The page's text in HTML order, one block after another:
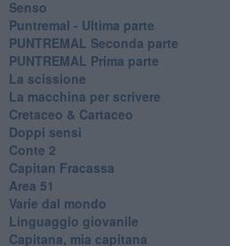
Senso
Puntremal - Ultima parte
PUNTREMAL Seconda parte
​PUNTREMAL Prima parte
La scissione
La macchina per scrivere
Cretaceo & Cartaceo
Doppi sensi
​Conte 2
​Capitan Fracassa
​Area 51
Varie dal mondo
​Linguaggio giovanile
​Capitana, mia capitana